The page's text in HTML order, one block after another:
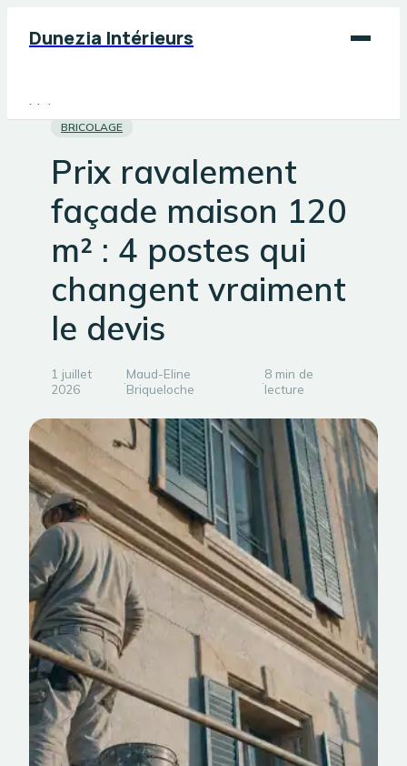
Dunezia Intérieurs
Maison
Jardinage
Bricolage
BRICOLAGE
Prix ravalement
façade maison 120
m² : 4 postes qui
changent vraiment
le devis
1 juillet
2026
·Maud-Eline
Briqueloche
·8 min de
lecture